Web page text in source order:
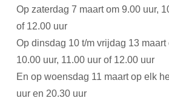
Op zaterdag 7 maart om 9.00 uur,
of 12.00 uur
Op dinsdag 10 t/m vrijdag 13 maart
10.00 uur, 11.00 uur of 12.00 uur
En op woensdag 11 maart op elk
uur en 20.30 uur